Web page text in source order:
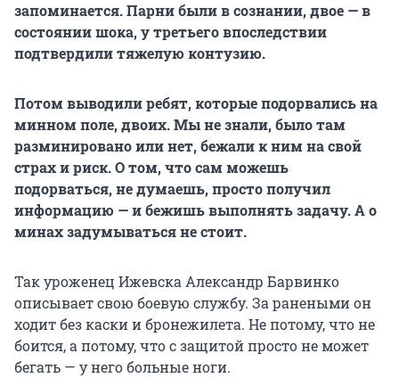
запоминается. Парни были в сознании, двое — в
состоянии шока, у третьего впоследствии
подтвердили тяжелую контузию.
Потом выводили ребят, которые подорвались на
минном поле, двоих. Мы не знали, было там
разминировано или нет, бежали к ним на свой
страх и риск. О том, что сам можешь
подорваться, не думаешь, просто получил
информацию — и бежишь выполнять задачу. А о
минах задумываться не стоит.
Так уроженец Ижевска Александр Барвинко
описывает свою боевую службу. За ранеными он
ходит без каски и бронежилета. Не потому, что не
боится, а потому, что с защитой просто не может
бегать — у него больные ноги.